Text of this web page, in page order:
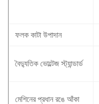
ফলক কাটা উপাদান
বৈদ্যুতিক ভোল্টেজ স্ট্যান্ডার্ড
মেশিনের প্রধান রঙে আঁকা